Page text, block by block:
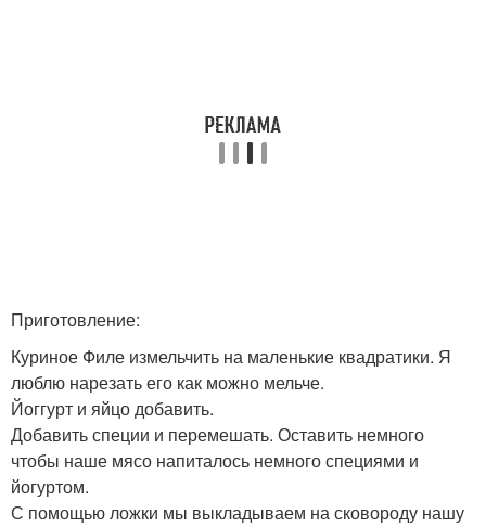
Приготовление:
Куриное Филе измельчить на маленькие квадратики. Я
люблю нарезать его как можно мельче.
Йоггурт и яйцо добавить.
Добавить специи и перемешать. Оставить немного
чтобы наше мясо напиталось немного специями и
йогуртом.
С помощью ложки мы выкладываем на сковороду нашу